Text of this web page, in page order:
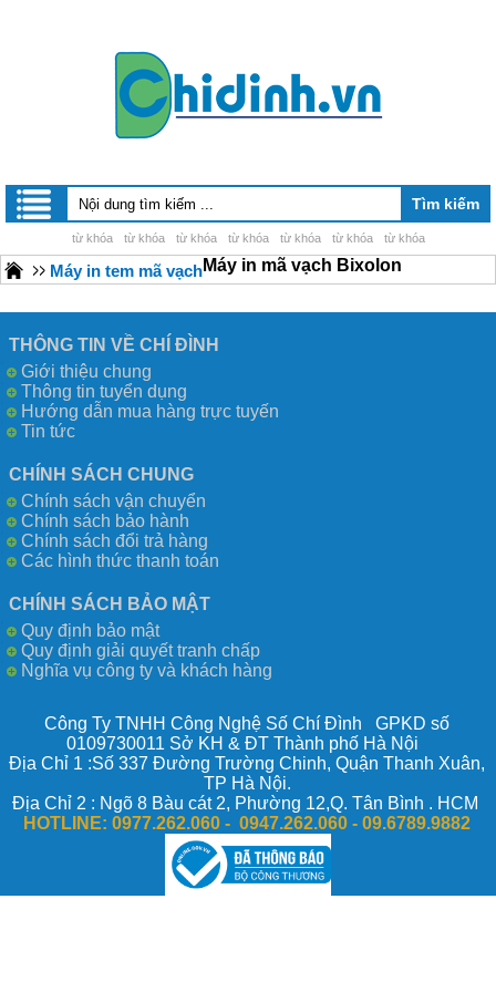
từ khóa từ khóa từ khóa từ khóa từ khóa từ khóa từ khóa
Máy in tem mã vạchMáy in mã vạch Bixolon
THÔNG TIN VỀ CHÍ ĐÌNH
Giới thiệu chung
Thông tin tuyển dụng
Hướng dẫn mua hàng trực tuyến
Tin tức
CHÍNH SÁCH CHUNG
Chính sách vận chuyển
Chính sách bảo hành
Chính sách đổi trả hàng
Các hình thức thanh toán
CHÍNH SÁCH BẢO MẬT
Quy định bảo mật
Quy định giải quyết tranh chấp
Nghĩa vụ công ty và khách hàng
Công Ty TNHH Công Nghệ Số Chí Đình GPKD số
0109730011 Sở KH & ĐT Thành phố Hà Nội
Địa Chỉ 1 :Số 337 Đường Trường Chinh, Quận Thanh Xuân,
TP Hà Nội.
Địa Chỉ 2 : Ngõ 8 Bàu cát 2, Phường 12,Q. Tân Bình . HCM
HOTLINE: 0977.262.060 - 0947.262.060 -09.6789.9882